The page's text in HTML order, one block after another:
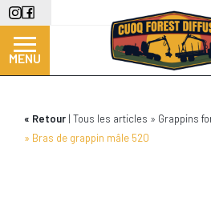
Aller
au
contenu
principal
MENU
Retour Tous les articles Grappins
Bras de grappin mâle 520